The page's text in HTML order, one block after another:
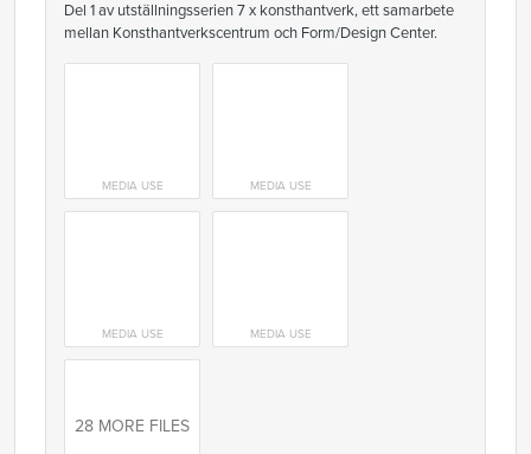
Del 1 av utställningsserien 7 x konsthantverk, ett samarbete
mellan Konsthantverkscentrum och Form/Design Center.
MEDIA USE MEDIA USE
MEDIA USE MEDIA USE
28 MORE FILES